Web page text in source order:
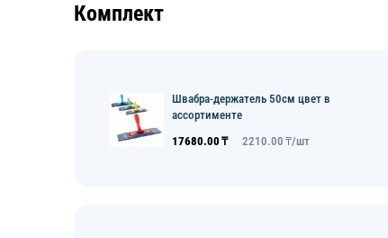
Комплект
Швабра-держатель 50см цвет в
ассортименте
17680.00 ₸ 2210.00 ₸/шт